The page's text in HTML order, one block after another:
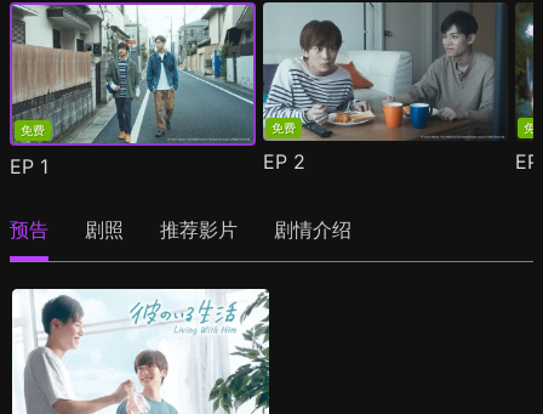
免费
EP 1
免费
EP 2
免
预告 剧照 推荐影片 剧情介绍